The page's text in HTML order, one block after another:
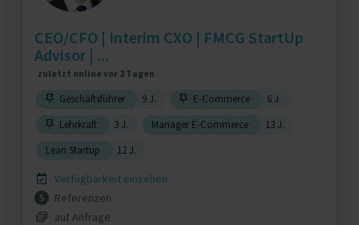
CEO/CFO | Interim CXO | FMCG StartUp
Advisor | ...
zuletzt online vor 2 Tagen
Geschäftsführer 9 J. E-Commerce
6 J.
Lehrkraft
3 J. Manager E-Commerce
13 J.
Lean Startup
12 J.
Verfügbarkeit einsehen
5
Referenzen
auf Anfrage